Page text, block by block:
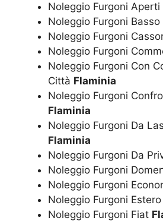
Noleggio Furgoni Aperti
Noleggio Furgoni
Noleggio Furgoni
Noleggio Furgoni
Noleggio Furgoni Con
Città Flaminia
Noleggio Furgoni
Flaminia
Noleggio Furgoni Da
Flaminia
Noleggio Furgoni Da
Noleggio Furgoni
Noleggio Furgoni
Noleggio Furgoni Estero
Noleggio Furgoni Fiat